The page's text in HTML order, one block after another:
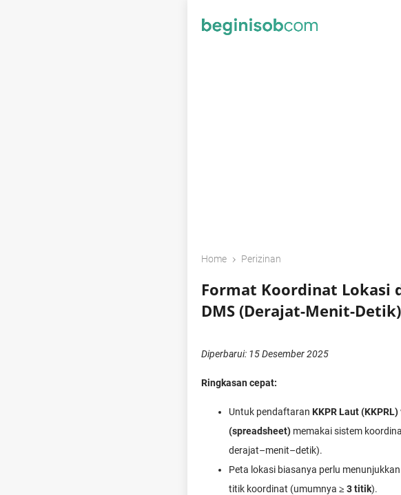
Home › Perizinan
Format Koordinat Lokasi
DMS (Derajat-Menit-
Diperbarui: 15 Desember 2025
Ringkasan cepat:
Untuk pendaftaran KKPR Laut (KKPRL)
(spreadsheet) memakai sistem
derajat–menit–detik).
Peta lokasi biasanya perlu menunjukkan
titik koordinat (umumnya ≥ 3 titik).